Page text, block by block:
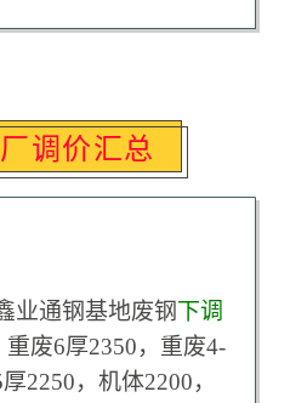
调价汇总
业通钢基地废钢下调
废6厚2350，重废4-
2250，机体2200，